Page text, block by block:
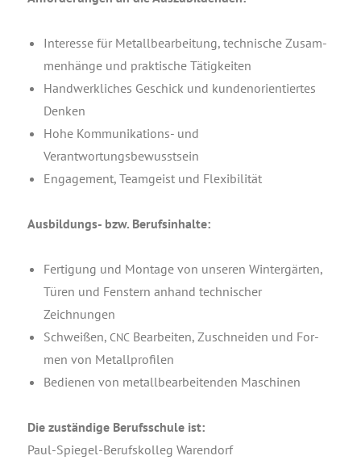
Inter­es­se für Metall­be­ar­bei­tung, tech­ni­sche Zusam­
men­hän­ge und prak­ti­sche Tätigkeiten
Hand­werk­li­ches Geschick und kun­den­ori­en­tier­tes
Denken
Hohe Kom­mu­ni­ka­ti­ons- und
Verantwortungsbewusstsein
Enga­ge­ment, Team­geist und Flexibilität
Aus­bil­dungs- bzw. Berufsinhalte:
Fer­ti­gung und Mon­ta­ge von unse­ren Win­ter­gär­ten,
Türen und Fens­tern anhand tech­ni­scher
Zeichnungen
Schwei­ßen,CNC Bear­bei­ten, Zuschnei­den und For­
men von Metallprofilen
Bedie­nen von metall­be­ar­bei­ten­den Maschinen
Die zustän­di­ge Berufs­schu­le ist:
Paul-Spie­gel-Berufs­kol­leg Warendorf